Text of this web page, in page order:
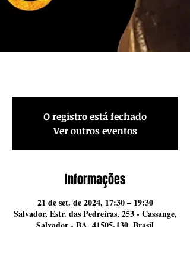
O registro está fechado
Ver outros eventos
Informações
21 de set. de 2024, 17:30 – 19:30
Salvador, Estr. das Pedreiras, 253 - Cassange,
Salvador - BA, 41505-130, Brasil